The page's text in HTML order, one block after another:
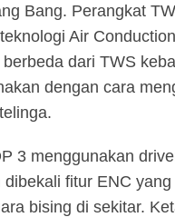
Bang. Perangkat
Air
dari TWS
dengan cara
3 menggunakan
dibekali fitur ENC
bising di sekitar.